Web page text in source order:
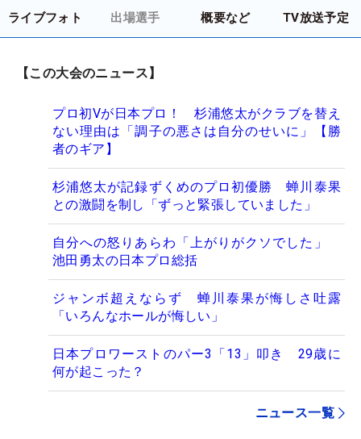
ライブフォト 出場選手 概要など TV放送予定
【この大会のニュース】
プロ初Vが日本プロ！ 杉浦悠太がクラブを替え
ない理由は「調子の悪さは自分のせいに」【勝
者のギア】
杉浦悠太が記録ずくめのプロ初優勝 蝉川泰果
との激闘を制し「ずっと緊張していました」
自分への怒りあらわ「上がりがクソでした」
池田勇太の日本プロ総括
ジャンボ超えならず 蝉川泰果が悔しさ吐露
「いろんなホールが悔しい」
日本プロワーストのパー3「13」叩き 29歳に
何が起こった？
ニュース一覧